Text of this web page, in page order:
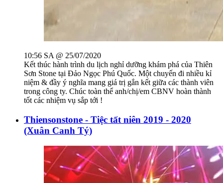
10:56 SA @ 25/07/2020
Kết thúc hành trình du lịch nghỉ dưỡng khám phá của Thiên
Sơn Stone tại Đảo Ngọc Phú Quốc. Một chuyến đi nhiều kỉ
niệm & đầy ý nghĩa mang giá trị gắn kết giữa các thành viên
trong công ty. Chúc toàn thể anh/chị/em CBNV hoàn thành
tốt các nhiệm vụ sắp tới !
Thiensonstone - Tiệc tất niên 2019 - 2020
(Xuân Canh Tý)